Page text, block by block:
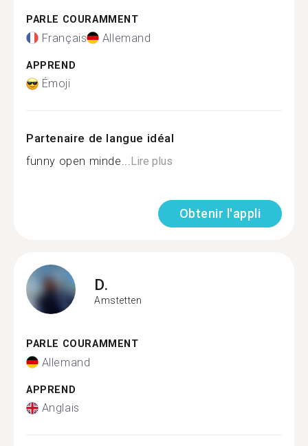
PARLE COURAMMENT
Français Allemand
APPREND
Émoji
Partenaire de langue idéal
funny open minde...Lire plus
Obtenir l'appli
D.
Amstetten
PARLE COURAMMENT
Allemand
APPREND
Anglais